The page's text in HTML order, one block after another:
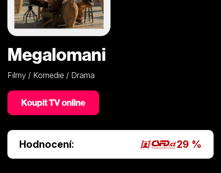
Megalomani
Filmy / Komedie / Drama
Koupit TV online
Hodnocení: 29 %